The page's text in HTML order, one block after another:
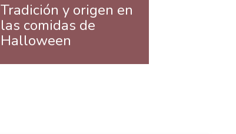
Tradición y origen en
las comidas de
Halloween